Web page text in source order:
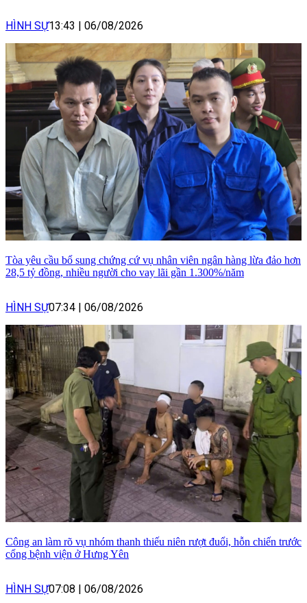
HÌNH SỰ13:43 | 06/08/2026
Tòa yêu cầu bổ sung chứng cứ vụ nhân viên ngân hàng lừa đảo hơn
28,5 tỷ đồng, nhiều người cho vay lãi gần 1.300%/năm
HÌNH SỰ07:34 | 06/08/2026
Công an làm rõ vụ nhóm thanh thiếu niên rượt đuổi, hỗn chiến trước
cổng bệnh viện ở Hưng Yên
HÌNH SỰ07:08 | 06/08/2026